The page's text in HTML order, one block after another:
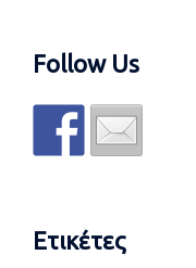
Follow Us
Ετικέτες